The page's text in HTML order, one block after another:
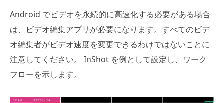
Android でビデオを永続的に高速化する必要がある場合
は、ビデオ編集アプリが必要になります。すべてのビデ
オ編集者がビデオ速度を変更できるわけではないことに
注意してください。 InShot を例として設定し、ワーク
フローを示します。